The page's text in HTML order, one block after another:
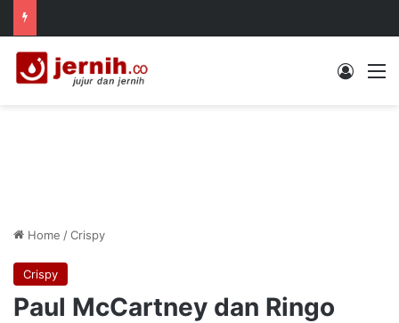
Log In
Home /Crispy
Crispy
Paul McCartney dan Ringo